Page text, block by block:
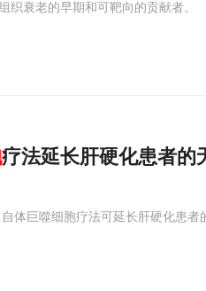
织衰老的早期和可靶向的贡献者。
疗法延长肝硬化患者的
体巨噬细胞疗法可延长肝硬化患者